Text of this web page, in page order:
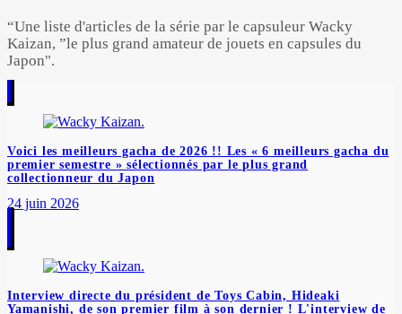
“Une liste d'articles de la série par le capsuleur Wacky
Kaizan, ”le plus grand amateur de jouets en capsules du
Japon".
Voici les meilleurs gacha de 2026 !! Les « 6 meilleurs gacha du
premier semestre » sélectionnés par le plus grand
collectionneur du Japon
24 juin 2026
Interview directe du président de Toys Cabin, Hideaki
Yamanishi, de son premier film à son dernier ! L'interview de